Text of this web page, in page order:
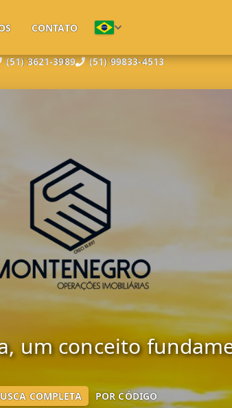
(51) 3621-3989 (51) 99833-4513
CONTATO
um conceito
COMPLETA POR CÓDIGO